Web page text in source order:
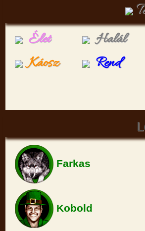
Élet Halál
Káosz
Rend
Farkas
Kobold